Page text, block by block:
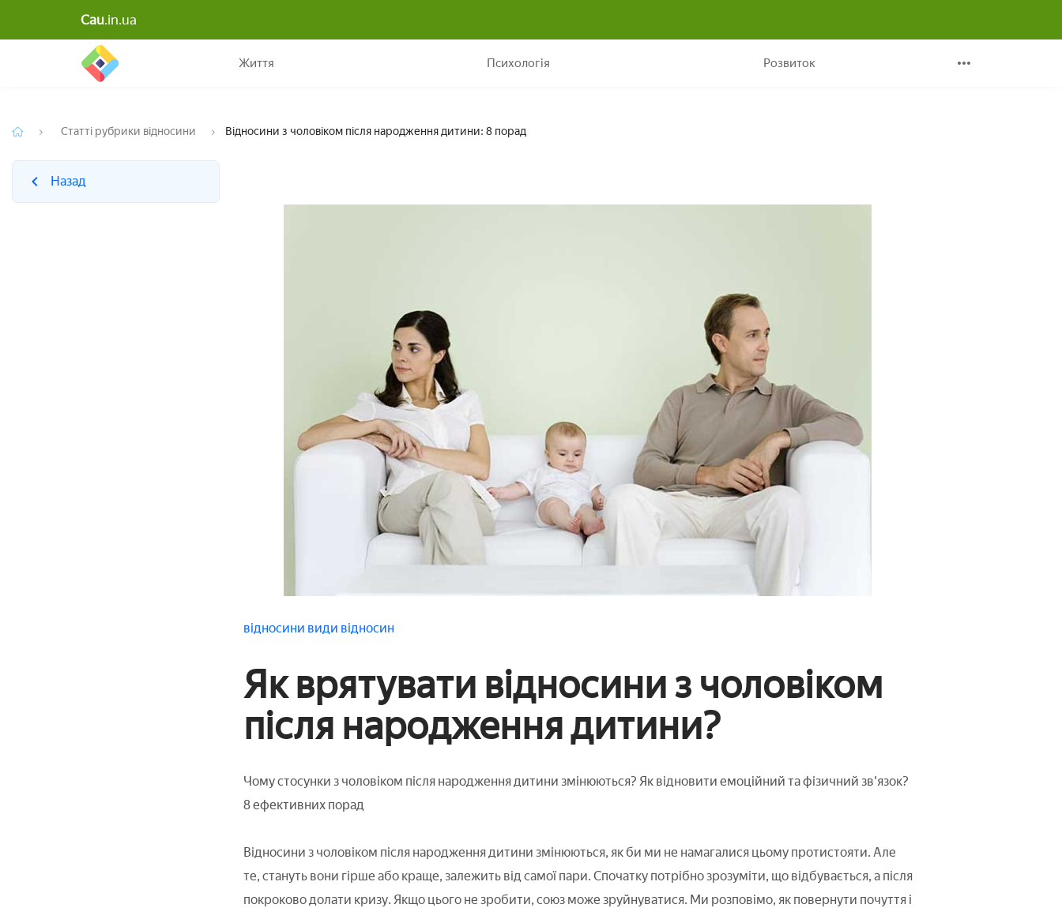
Cau.in.ua
Життя Психологія Розвиток
Назад
Статті рубрики відносини Відносини з чоловіком після народження дитини: 8 порад
Назад
відносини види відносин
Як врятувати відносини з чоловіком
після народження дитини?
Чому стосунки з чоловіком після народження дитини змінюються? Як відновити емоційний та фізичний зв'язок?
8 ефективних порад
Відносини з чоловіком після народження дитини змінюються, як би ми не намагалися цьому протистояти. Але
те, стануть вони гірше або краще, залежить від самої пари. Спочатку потрібно зрозуміти, що відбувається, а після
покроково долати кризу. Якщо цього не зробити, союз може зруйнуватися. Ми розповімо, як повернути почуття і